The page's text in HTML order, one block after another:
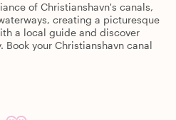
of Christianshavn's canals,
creating a picturesque
a local guide and discover
your Christianshavn canal